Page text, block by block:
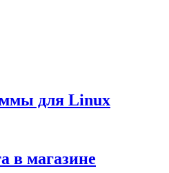
для Linux
в магазине